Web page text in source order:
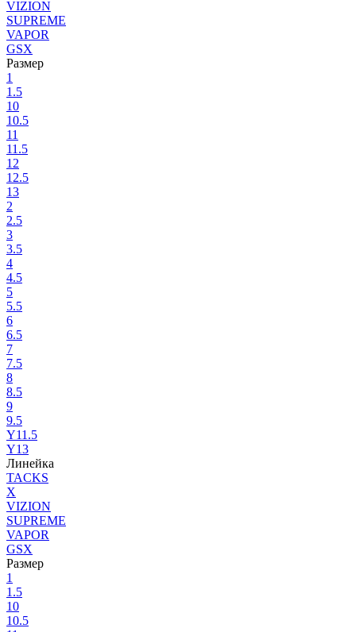
VIZION
SUPREME
VAPOR
GSX
Размер
1
1.5
10
10.5
11
11.5
12
12.5
13
2
2.5
3
3.5
4
4.5
5
5.5
6
6.5
7
7.5
8
8.5
9
9.5
Y11.5
Y13
Линейка
TACKS
X
VIZION
SUPREME
VAPOR
GSX
Размер
1
1.5
10
10.5